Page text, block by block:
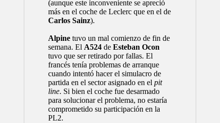
(aunque este inconveniente se apreció
más en el coche de Leclerc que en el de
Carlos Sainz).
Alpinetuvo un mal comienzo de fin de
semana. El A524de Esteban Ocon
tuvo que ser retirado por fallas. El
francés tenía problemas de arranque
cuando intentó hacer el simulacro de
partida en el sector asignado en el pit
line. Si bien el coche fue desarmado
para solucionar el problema, no estaría
comprometido su participación en la
PL2.